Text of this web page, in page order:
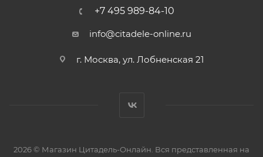
+7 495 989-84-10
info@citadele-online.ru
г. Москва, ул. Лобненская 21
2026 © Магазин Цитадель-Онлайн. Вся представленная на